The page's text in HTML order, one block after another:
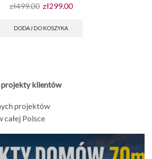
zł499.00 zł299.00
DODAJ DO KOSZYKA
projekty klientów
projektów
całej Polsce